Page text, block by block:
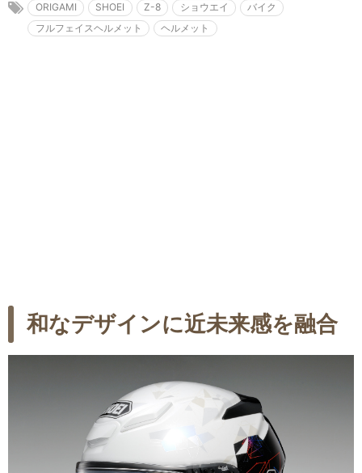
ORIGAMI SHOEI Z-8 ショウエイ
バイク
フルフェイスヘルメット
ヘルメット
和なデザインに近未来感を融合